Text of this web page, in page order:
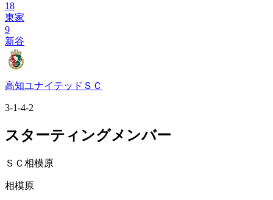
18
東家
9
新谷
高知ユナイテッドＳＣ
3-1-4-2
スターティングメンバー
ＳＣ相模原
相模原